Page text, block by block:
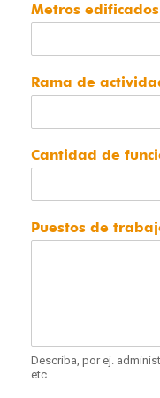
Metros edificados
Rama de
Cantidad de
Puestos de
Describa, por ej.
etc.